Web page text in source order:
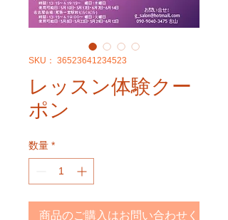
SKU： 36523641234523
レッスン体験クー
ポン
数量 *
商品のご購入はお問い合わせください